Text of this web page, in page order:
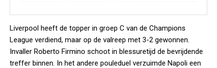
Liverpool heeft de topper in groep C van de Champions
League verdiend, maar op de valreep met 3-2 gewonnen.
Invaller Roberto Firmino schoot in blessuretijd de bevrijdende
treffer binnen. In het andere pouleduel verzuimde Napoli een